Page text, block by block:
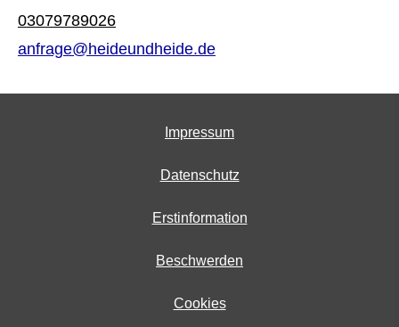
03079789026
anfrage@heideundheide.de
Impressum
Datenschutz
Erstinformation
Beschwerden
Cookies